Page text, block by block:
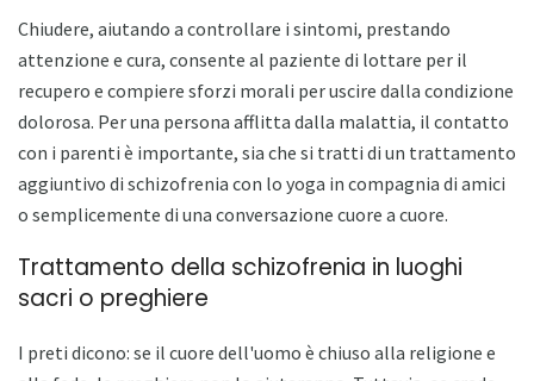
Chiudere, aiutando a controllare i sintomi, prestando
attenzione e cura, consente al paziente di lottare per il
recupero e compiere sforzi morali per uscire dalla condizione
dolorosa. Per una persona afflitta dalla malattia, il contatto
con i parenti è importante, sia che si tratti di un trattamento
aggiuntivo di schizofrenia con lo yoga in compagnia di amici
o semplicemente di una conversazione cuore a cuore.
Trattamento della schizofrenia in luoghi
sacri o preghiere
I preti dicono: se il cuore dell'uomo è chiuso alla religione e